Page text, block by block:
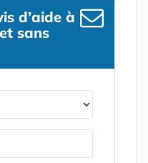
d’aide à
sans